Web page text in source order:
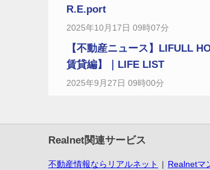
R.E.port
2025年10月17日 09時07分
【不動産ニュース】LIFULL
賃貸編】｜LIFE LIST
2025年9月27日 09時00分
Realnet関連サービス
不動産情報ならリアルネット Realnetマ